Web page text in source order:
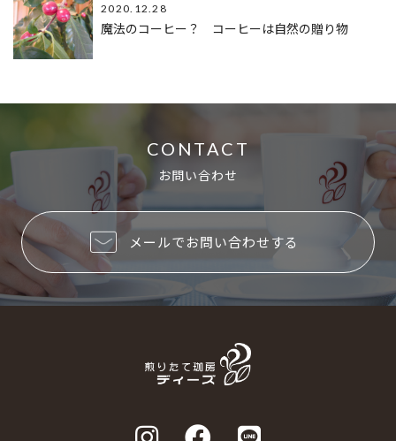
2020.12.28
魔法のコーヒー？ コーヒーは自然の贈り物
CONTACT
お問い合わせ
メールでお問い合わせする